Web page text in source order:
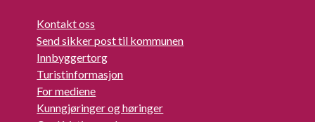
Kontakt oss
Send sikker post til kommunen
Innbyggertorg
Turistinformasjon
For mediene
Kunngjøringer og høringer